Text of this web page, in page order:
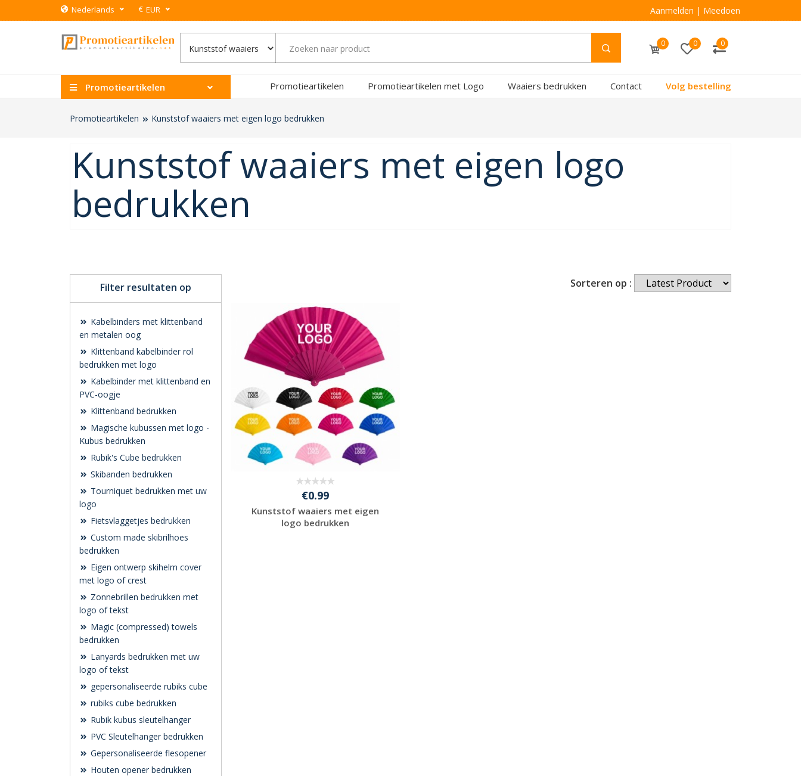
Nederlands € EUR Aanmelden | Meedoen
0 0 0
Promotieartikelen Promotieartikelen Promotieartikelen met Logo Waaiers bedrukken Contact Volg bestelling
Promotieartikelen Kunststof waaiers met eigen logo bedrukken
Kunststof waaiers met eigen logo
bedrukken
Filter resultaten op
Kabelbinders met klittenband
en metalen oog
Klittenband kabelbinder rol
bedrukken met logo
Kabelbinder met klittenband en
PVC-oogje
Klittenband bedrukken
Magische kubussen met logo -
Kubus bedrukken
Rubik's Cube bedrukken
Skibanden bedrukken
Tourniquet bedrukken met uw
logo
Fietsvlaggetjes bedrukken
Custom made skibrilhoes
bedrukken
Eigen ontwerp skihelm cover
met logo of crest
Zonnebrillen bedrukken met
logo of tekst
Magic (compressed) towels
bedrukken
Lanyards bedrukken met uw
logo of tekst
gepersonaliseerde rubiks cube
rubiks cube bedrukken
Rubik kubus sleutelhanger
PVC Sleutelhanger bedrukken
Gepersonaliseerde flesopener
Houten opener bedrukken
Sorteren op :
€0.99
Kunststof waaiers met eigen
logo bedrukken